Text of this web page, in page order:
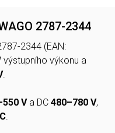
2787-2344
2344 (EAN:
výstupního výkonu a
.
Va DC 480–780 V,
.